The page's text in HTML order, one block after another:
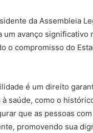
da Assembleia
um avanço significativo
o compromisso do
é um direito
saúde, como o
que as pessoas
promovendo sua